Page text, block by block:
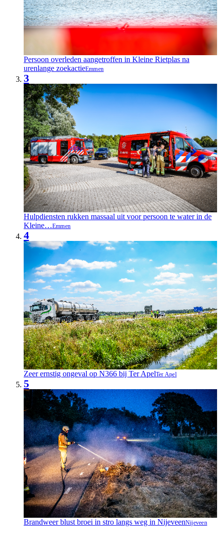
Persoon overleden aangetroffen in Kleine Rietplas na
urenlange zoekactieEmmen
3
Hulpdiensten rukken massaal uit voor persoon te water in de
Kleine…Emmen
4
Zeer ernstig ongeval op N366 bij Ter ApelTer Apel
5
Brandweer blust broei in stro langs weg in NijeveenNijeveen